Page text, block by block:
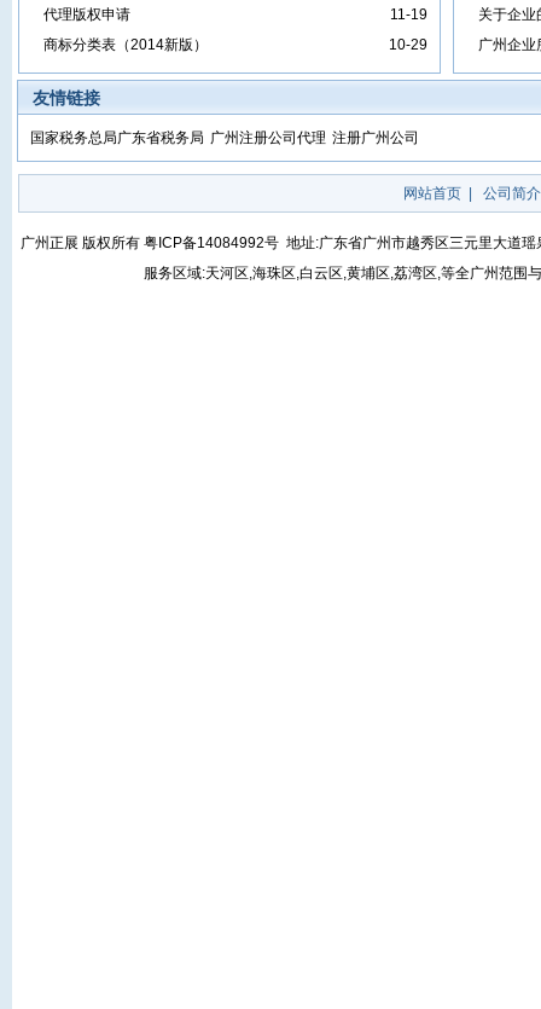
11-19
代理版权申请
10-29
商标分类表（2014新版）
关于企业
广州企业
友情链接
国家税务总局广东省税务局 广州注册公司代理 注册广州公司
网站首页 公司简介
广州正展 版权所有 粤ICP备14084992号 地址:广东省广州市越秀区三元里大道
服务区域:天河区,海珠区,白云区,黄埔区,荔湾区,等全广州范围与